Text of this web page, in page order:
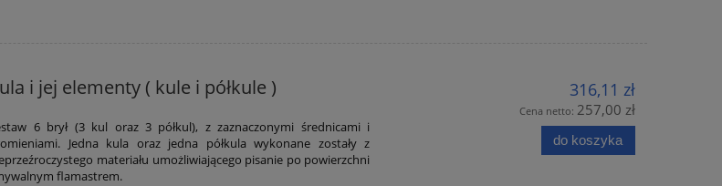
i jej elementy ( kule i półkule )
6 brył (3 kul oraz 3 półkul), z zaznaczonymi średnicami i
Jedna kula oraz jedna półkula wykonane zostały z
materiału umożliwiającego pisanie po powierzchni
flamastrem.
316,11 zł
Cena netto: 257,00 zł
do koszyka